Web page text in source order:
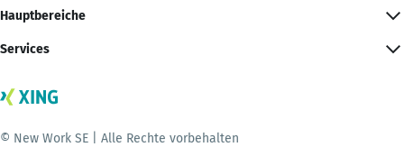
Hauptbereiche
Services
© New Work SE | Alle Rechte vorbehalten